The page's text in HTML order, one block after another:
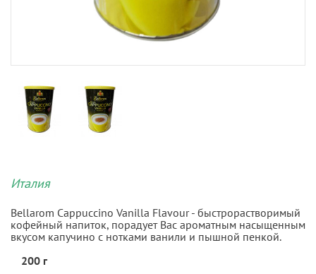
Италия
Bellarom Cappuccino Vanilla Flavour - быстрорастворимый
кофейный напиток, порадует Вас ароматным насыщенным
вкусом капучино с нотками ванили и пышной пенкой.
200 г